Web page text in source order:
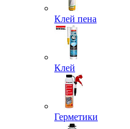
Клей пена
Клей
Герметики